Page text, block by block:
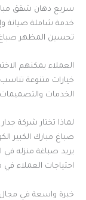
سريع دهان شقق
خدمة شاملة صيانة
تحسين المظهر صباغ
العملاء يمكنهم
خيارات متنوعة
الخدمات
لماذا تختار شركة
صباغ مبارك الكبير
يريد صباغة منزله
احتياجات العملاء في
خبرة واسعة في مجال